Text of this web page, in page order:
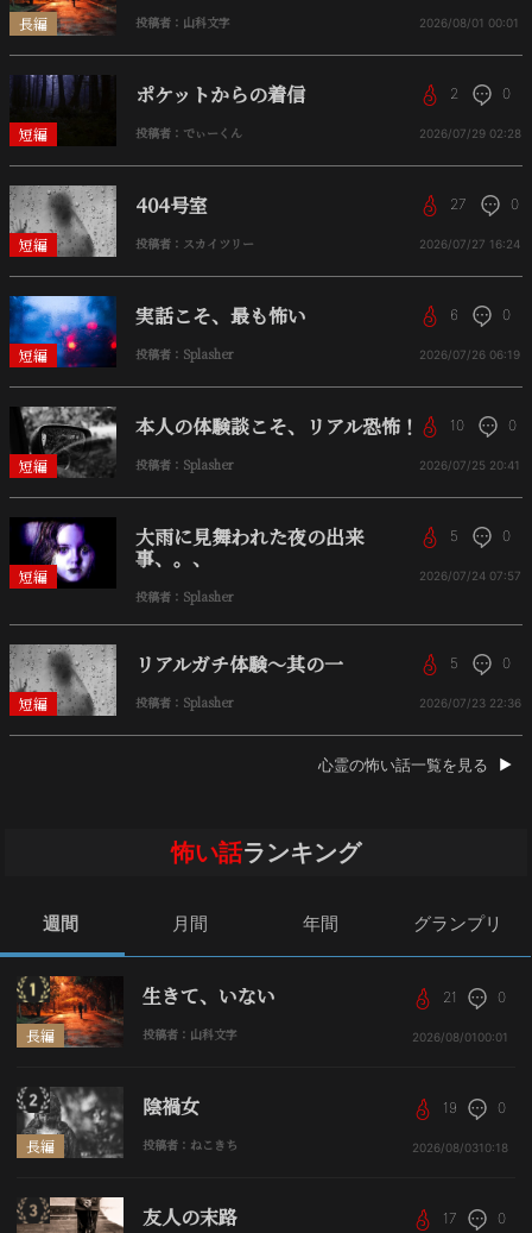
長編 投稿者：山科文字 2026/08/01 00:01
短編
ポケットからの着信
投稿者：でぃーくん
2 0
2026/07/29 02:28
短編
404号室
投稿者：スカイツリー
27 0
2026/07/27 16:24
短編
実話こそ、最も怖い
投稿者：Splasher
6 0
2026/07/26 06:19
短編
本人の体験談こそ、リアル恐怖！
投稿者：Splasher
10 0
2026/07/25 20:41
短編
大雨に見舞われた夜の出来
事、。、
投稿者：Splasher
5 0
2026/07/24 07:57
短編
リアルガチ体験〜其の一
投稿者：Splasher
5 0
2026/07/23 22:36
心霊の怖い話一覧を見る
怖い話ランキング
週間 月間 年間 グランプリ
長編
生きて、いない
投稿者：山科文字
21 0
2026/08/01 00:01
長編
陰禍女
投稿者：ねこきち
19 0
2026/08/0310:18
友人の末路 17 0